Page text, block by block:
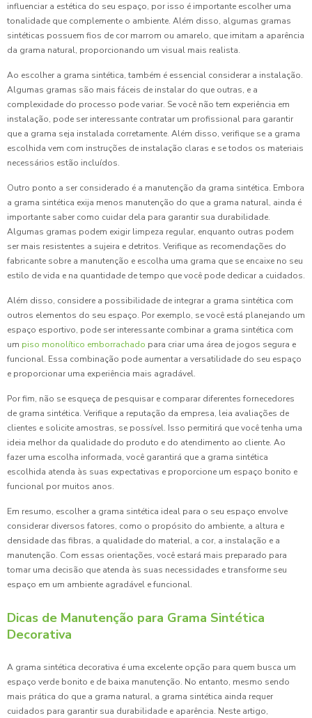
influenciar a estética do seu espaço, por isso é importante escolher uma
tonalidade que complemente o ambiente. Além disso, algumas gramas
sintéticas possuem fios de cor marrom ou amarelo, que imitam a aparência
da grama natural, proporcionando um visual mais realista.
Ao escolher a grama sintética, também é essencial considerar a instalação.
Algumas gramas são mais fáceis de instalar do que outras, e a
complexidade do processo pode variar. Se você não tem experiência em
instalação, pode ser interessante contratar um profissional para garantir
que a grama seja instalada corretamente. Além disso, verifique se a grama
escolhida vem com instruções de instalação claras e se todos os materiais
necessários estão incluídos.
Outro ponto a ser considerado é a manutenção da grama sintética. Embora
a grama sintética exija menos manutenção do que a grama natural, ainda é
importante saber como cuidar dela para garantir sua durabilidade.
Algumas gramas podem exigir limpeza regular, enquanto outras podem
ser mais resistentes a sujeira e detritos. Verifique as recomendações do
fabricante sobre a manutenção e escolha uma grama que se encaixe no seu
estilo de vida e na quantidade de tempo que você pode dedicar a cuidados.
Além disso, considere a possibilidade de integrar a grama sintética com
outros elementos do seu espaço. Por exemplo, se você está planejando um
espaço esportivo, pode ser interessante combinar a grama sintética com
um piso monolítico emborrachado para criar uma área de jogos segura e
funcional. Essa combinação pode aumentar a versatilidade do seu espaço
e proporcionar uma experiência mais agradável.
Por fim, não se esqueça de pesquisar e comparar diferentes fornecedores
de grama sintética. Verifique a reputação da empresa, leia avaliações de
clientes e solicite amostras, se possível. Isso permitirá que você tenha uma
ideia melhor da qualidade do produto e do atendimento ao cliente. Ao
fazer uma escolha informada, você garantirá que a grama sintética
escolhida atenda às suas expectativas e proporcione um espaço bonito e
funcional por muitos anos.
Em resumo, escolher a grama sintética ideal para o seu espaço envolve
considerar diversos fatores, como o propósito do ambiente, a altura e
densidade das fibras, a qualidade do material, a cor, a instalação e a
manutenção. Com essas orientações, você estará mais preparado para
tomar uma decisão que atenda às suas necessidades e transforme seu
espaço em um ambiente agradável e funcional.
Dicas de Manutenção para Grama Sintética
Decorativa
A grama sintética decorativa é uma excelente opção para quem busca um
espaço verde bonito e de baixa manutenção. No entanto, mesmo sendo
mais prática do que a grama natural, a grama sintética ainda requer
cuidados para garantir sua durabilidade e aparência. Neste artigo,